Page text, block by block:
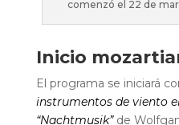
comenzó el 22 de
Inicio
El programa se iniciará
instrumentos de viento
“Nachtmusik”de